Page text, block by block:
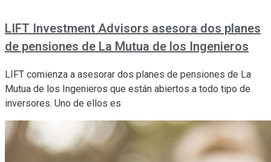
LIFT Investment Advisors asesora dos planes
de pensiones de La Mutua de los Ingenieros
LIFT comienza a asesorar dos planes de pensiones de La
Mutua de los Ingenieros que están abiertos a todo tipo de
inversores. Uno de ellos es